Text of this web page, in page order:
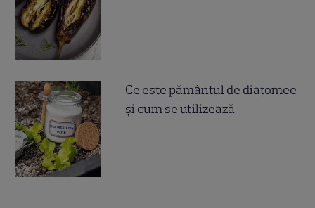
Ce este pământul de diatomee
și cum se utilizează